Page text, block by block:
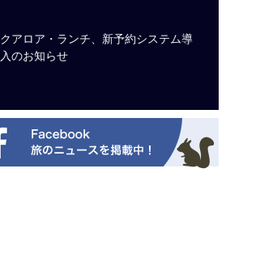
クアロア・ランチ、新予約システム導
入のお知らせ